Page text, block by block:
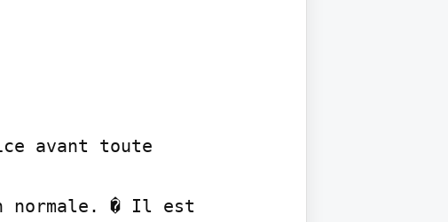
avant toute
normale. � Il est